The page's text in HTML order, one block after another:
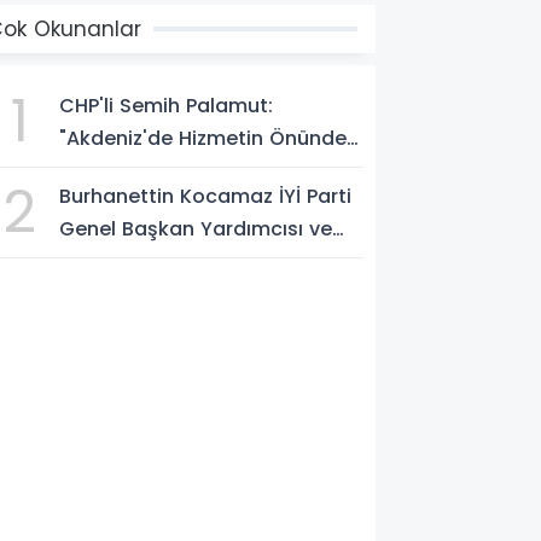
Okunanlar
1
CHP'li Semih Palamut:
"Akdeniz'de Hizmetin Önündeki
Uzak Yönetim Anlayışıdır"
2
Burhanettin Kocamaz İYİ Parti
Genel Başkan Yardımcısı ve